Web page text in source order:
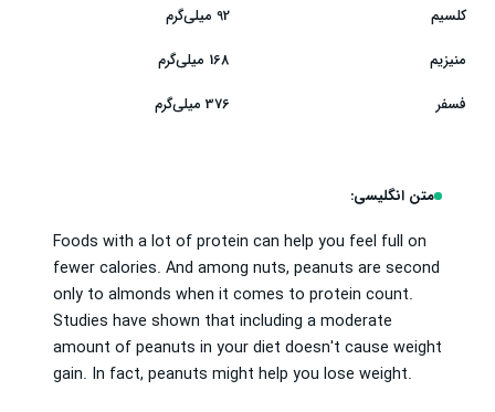
کلسیم
92 میلی‌گرم
منیزیم
168 میلی‌گرم
فسفر
376 میلی‌گرم
متن انگلیسی:
Foods with a lot of protein can help you feel full on
fewer calories. And among nuts, peanuts are second
only to almonds when it comes to protein count.
Studies have shown that including a moderate
amount of peanuts in your diet doesn't cause weight
gain. In fact, peanuts might help you lose weight.